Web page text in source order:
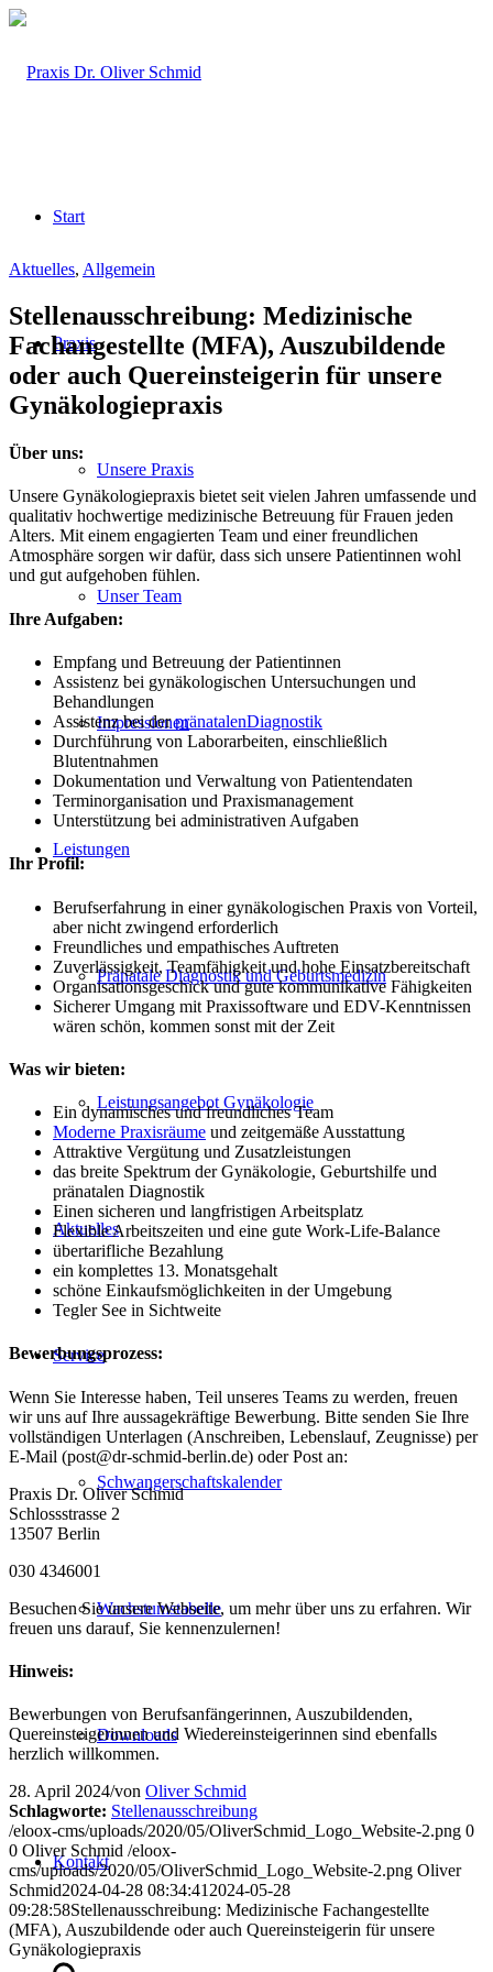
Start
Praxis
Unsere Praxis
Unser Team
Impressionen
Leistungen
Pränatale Diagnostik und Geburtsmedizin
Leistungsangebot Gynäkologie
Aktuelles
Service
Schwangerschaftskalender
Wachstumstabelle
Downloads
Kontakt
Aktuelles, Allgemein
Stellenausschreibung: Medizinische
Fachangestellte (MFA), Auszubildende
oder auch Quereinsteigerin für unsere
Gynäkologiepraxis
Über uns:
Unsere Gynäkologiepraxis bietet seit vielen Jahren umfassende und
qualitativ hochwertige medizinische Betreuung für Frauen jeden
Alters. Mit einem engagierten Team und einer freundlichen
Atmosphäre sorgen wir dafür, dass sich unsere Patientinnen wohl
und gut aufgehoben fühlen.
Ihre Aufgaben:
Empfang und Betreuung der Patientinnen
Assistenz bei gynäkologischen Untersuchungen und
Behandlungen
Assistenz bei derpränatalenDiagnostik
Durchführung von Laborarbeiten, einschließlich
Blutentnahmen
Dokumentation und Verwaltung von Patientendaten
Terminorganisation und Praxismanagement
Unterstützung bei administrativen Aufgaben
Ihr Profil:
Berufserfahrung in einer gynäkologischen Praxis von Vorteil,
aber nicht zwingend erforderlich
Freundliches und empathisches Auftreten
Zuverlässigkeit, Teamfähigkeit und hohe Einsatzbereitschaft
Organisationsgeschick und gute kommunikative Fähigkeiten
Sicherer Umgang mit Praxissoftware und EDV-Kenntnissen
wären schön, kommen sonst mit der Zeit
Was wir bieten:
Ein dynamisches und freundliches Team
Moderne Praxisräume und zeitgemäße Ausstattung
Attraktive Vergütung und Zusatzleistungen
das breite Spektrum der Gynäkologie, Geburtshilfe und
pränatalen Diagnostik
Einen sicheren und langfristigen Arbeitsplatz
Flexible Arbeitszeiten und eine gute Work-Life-Balance
übertarifliche Bezahlung
ein komplettes 13. Monatsgehalt
schöne Einkaufsmöglichkeiten in der Umgebung
Tegler See in Sichtweite
Bewerbungsprozess:
Wenn Sie Interesse haben, Teil unseres Teams zu werden, freuen
wir uns auf Ihre aussagekräftige Bewerbung. Bitte senden Sie Ihre
vollständigen Unterlagen (Anschreiben, Lebenslauf, Zeugnisse) per
E-Mail (post@dr-schmid-berlin.de) oder Post an:
Praxis Dr. Oliver Schmid
Schlossstrasse 2
13507 Berlin
030 4346001
Besuchen Sie unsere Webseite, um mehr über uns zu erfahren. Wir
freuen uns darauf, Sie kennenzulernen!
Hinweis:
Bewerbungen von Berufsanfängerinnen, Auszubildenden,
Quereinsteigerinnen und Wiedereinsteigerinnen sind ebenfalls
herzlich willkommen.
28. April 2024/von Oliver Schmid
Schlagworte: Stellenausschreibung
/eloox-cms/uploads/2020/05/OliverSchmid_Logo_Website-2.png 0
0 Oliver Schmid /eloox-
cms/uploads/2020/05/OliverSchmid_Logo_Website-2.png Oliver
Schmid2024-04-28 08:34:41 2024-05-28
09:28:58Stellenausschreibung: Medizinische Fachangestellte
(MFA), Auszubildende oder auch Quereinsteigerin für unsere
Gynäkologiepraxis